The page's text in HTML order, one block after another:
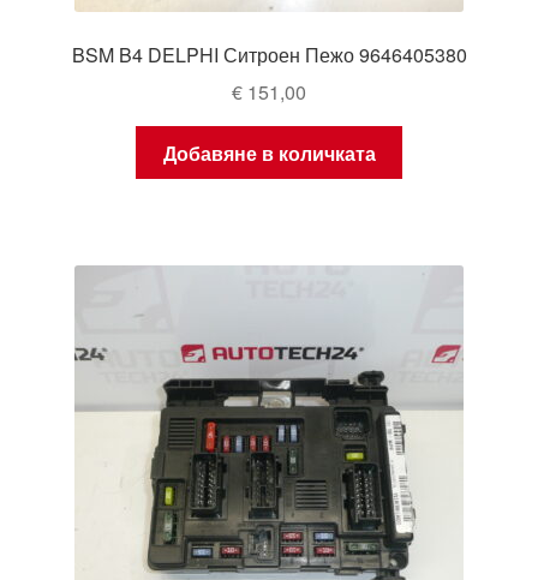
BSM B4 DELPHI Ситроен Пежо 9646405380
€ 151,00
Добавяне в количката